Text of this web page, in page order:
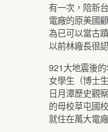
有一次，陪新
電廠的原美國
為已可以當古
以前林廠長很
921大地震後
女學生（博士
日月潭歷史觀
的母校草屯國
就住在萬大電